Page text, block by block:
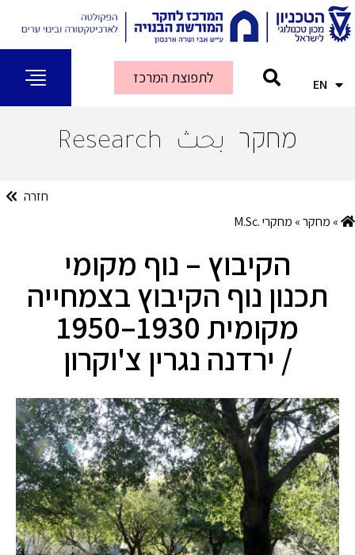
EN
AR לתפוצת המרכז
מחקר بحث Research
» מחקר» מחקרי .M.Sc
חזרה
הקיבוץ – נוף מקומי
תכנון נוף הקיבוץ בצמחייה
מקומית 1930–1950
/ ירדנה נגרין צ'וקרון